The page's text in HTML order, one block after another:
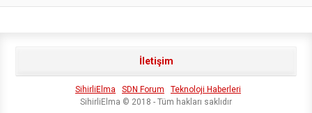
İletişim
SihirliElma SDN Forum
Teknoloji Haberleri
SihirliElma © 2018 - Tüm hakları saklıdır